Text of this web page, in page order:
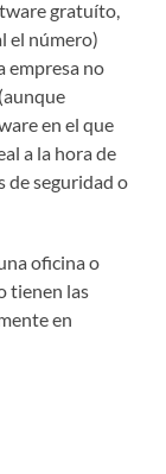
gratuíto,
el número)
empresa no
en el que
a la hora de
de seguridad o
oficina o
tienen las
en